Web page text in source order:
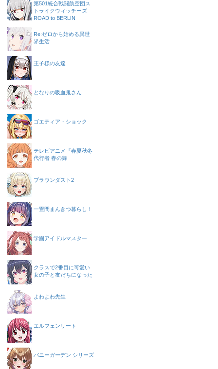
第501統合戦闘航空団ス
トライクウィッチーズ
ROAD to BERLIN
Re:ゼロから始める異世
界生活
王子様の友達
となりの吸血鬼さん
ゴエティア・ショック
テレビアニメ『春夏秋冬
代行者 春の舞
ブラウンダスト2
一畳間まんきつ暮らし！
学園アイドルマスター
クラスで2番目に可愛い
女の子と友だちになった
よわよわ先生
エルフェンリート
バニーガーデン シリーズ